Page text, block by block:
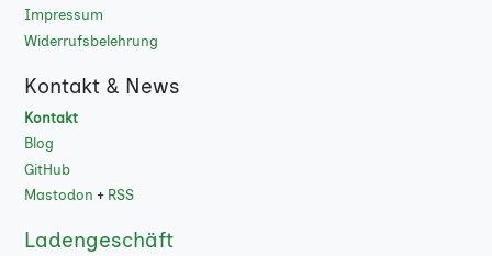
Impressum
Widerrufsbelehrung
Kontakt & News
Kontakt
Blog
GitHub
Mastodon + RSS
Ladengeschäft